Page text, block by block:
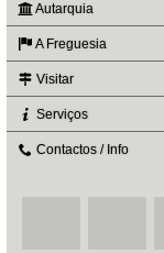
Autarquia
A Freguesia
Visitar
Serviços
Contactos / Info